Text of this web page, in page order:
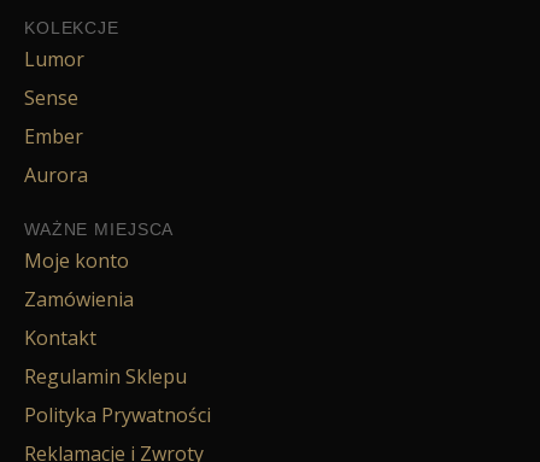
KOLEKCJE
Lumor
Sense
Ember
Aurora
WAŻNE MIEJSCA
Moje konto
Zamówienia
Kontakt
Regulamin Sklepu
Polityka Prywatności
Reklamacje i Zwroty